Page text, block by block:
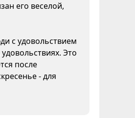
его веселой,
с удовольствием
Это
после
- для